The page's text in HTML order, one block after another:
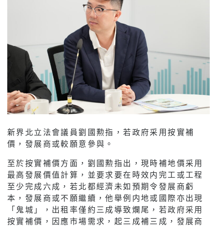
新界北立法會議員劉國勲指，若政府采用按實補
價，發展商或較願意參與。
至於按實補價方面，劉國勲指出，現時補地價采用
最高發展價值計算，並要求要在時效内完工或工程
至少完成六成，若北都經濟未如預期令發展商虧
本，發展商或不願繼續，他舉例内地或國際亦出現
「鬼城」，出租率僅約三成導致爛尾，若政府采用
按實補價，因應市場需求，起三成補三成，發展商